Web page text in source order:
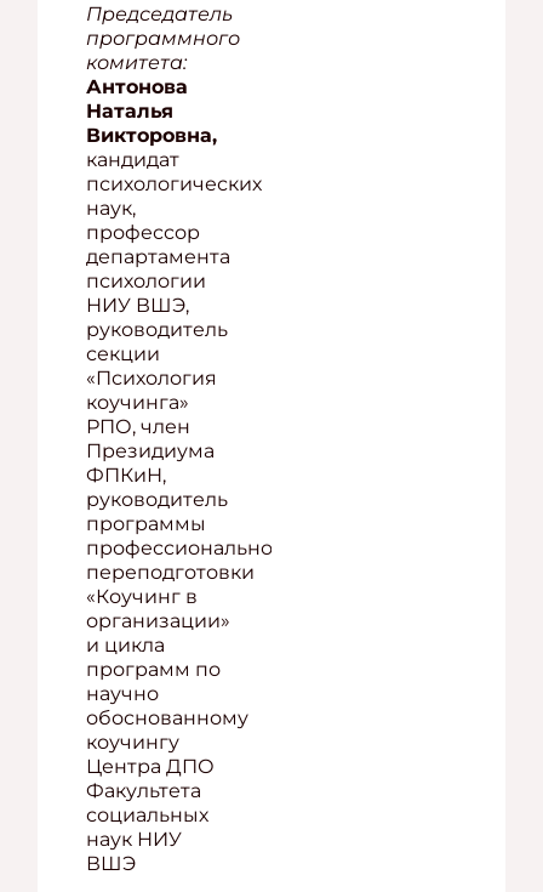
Председатель
программного
комитета:
Антонова
Наталья
Викторовна,
кандидат
психологических
наук,
профессор
департамента
психологии
НИУ ВШЭ,
руководитель
секции
«Психология
коучинга»
РПО, член
Президиума
ФПКиН,
руководитель
программы
профессиональной
переподготовки
«Коучинг в
организации»
и цикла
программ по
научно
обоснованному
коучингу
Центра ДПО
Факультета
социальных
наук НИУ
ВШЭ